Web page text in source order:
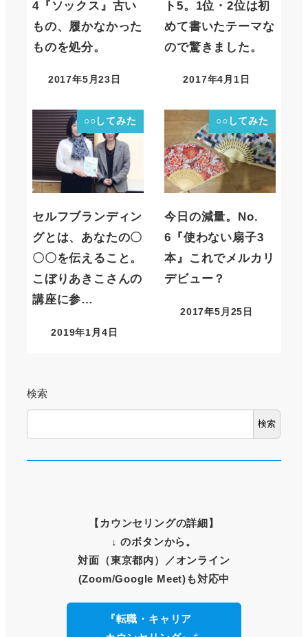
4『ソックス』古い
もの、履かなかった
ものを処分。
2017年5月23日
ト5。1位・2位は初
めて書いたテーマな
ので驚きました。
2017年4月1日
○○してみた
セルフブランディン
グとは、あなたの〇
〇〇を伝えること。
こぼりあきこさんの
講座に参…
2019年1月4日
○○してみた
今日の減量。No.
6『使わない扇子3
本』これでメルカリ
デビュー？
2017年5月25日
検索
検索
【 カウンセリングの詳細】
↓ のボタンから。
対面（東京都内）
／オンライン
(Zoom/Google Meet)も対応中
『転職・キャリア